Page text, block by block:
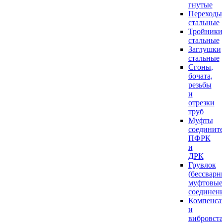
гнутые
Переходы
стальные
Тройники
стальные
Заглушки
стальные
Сгоны,
бочата,
резьбы
и
отрезки
труб
Муфты
ПФРК
и
ДРК
Грувлок
муфтовые
и